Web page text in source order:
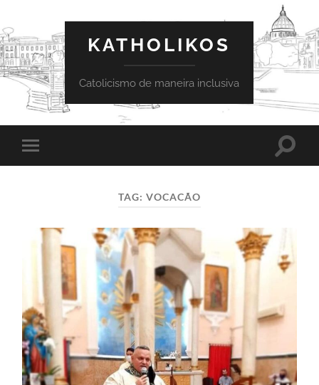
KATHOLIKOS
Catolicismo de maneira inclusiva
Toggle
mobile
Toggle
TAG: VOCACÃO